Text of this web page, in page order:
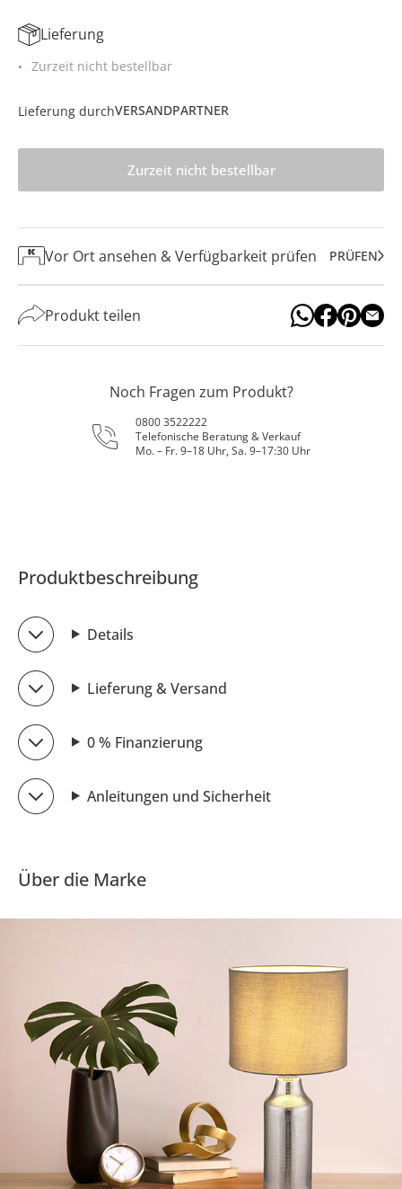
Lieferung
Zurzeit nicht bestellbar
Lieferung durchVERSANDPARTNER
Zurzeit nicht bestellbar
Vor Ort ansehen & Verfügbarkeit prüfen PRÜFEN
Produkt teilen
Noch Fragen zum Produkt?
0800 3522222
Telefonische Beratung & Verkauf
Mo. – Fr. 9–18 Uhr, Sa. 9–17:30 Uhr
Produktbeschreibung
Details
Lieferung & Versand
0 % Finanzierung
Anleitungen und Sicherheit
Über die Marke